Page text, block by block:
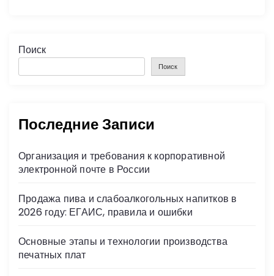
Поиск
Поиск
Последние Записи
Организация и требования к корпоративной
электронной почте в России
Продажа пива и слабоалкогольных напитков в
2026 году: ЕГАИС, правила и ошибки
Основные этапы и технологии производства
печатных плат